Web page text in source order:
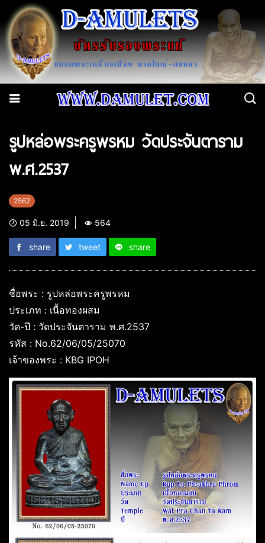
รูปหล่อพระครูพรหม วัดประจันตาราม
พ.ศ.2537
2562
05 มิ.ย. 2019 564
share tweet share
ชื่อพระ : รูปหล่อพระครูพรหม
ประเภท : เนื้อทองผสม
วัด-ปี : วัดประจันตาราม พ.ศ.2537
รหัส : No.62/06/05/25070
เจ้าของพระ : KBG IPOH